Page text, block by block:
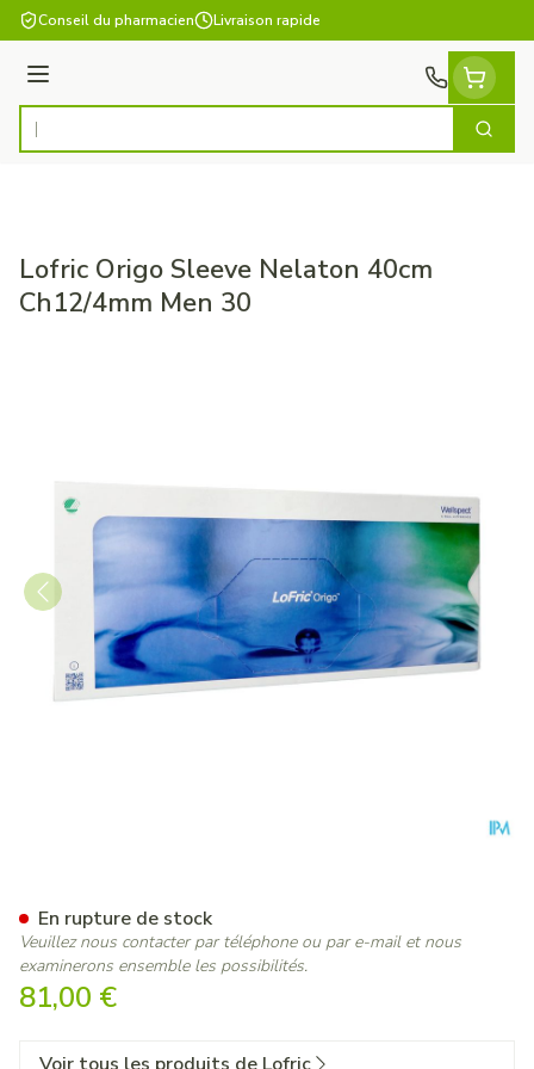
Aller au contenu
Conseil du pharmacien Livraison rapide
Menu
Rechercher
Lofric Origo Sleeve Nelaton 40cm
Ch12/4mm Men 30
81,00 €
En rupture de stock
Veuillez nous contacter par téléphone ou par e-mail et nous
examinerons ensemble les possibilités.